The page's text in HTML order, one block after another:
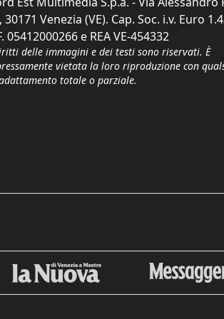
30171 Venezia (VE). Cap. Soc. i.v. Euro
05412000266 e REA VE-454332
delle immagini e dei testi sono riservati. È
vietata la loro riproduzione con
totale o parziale.